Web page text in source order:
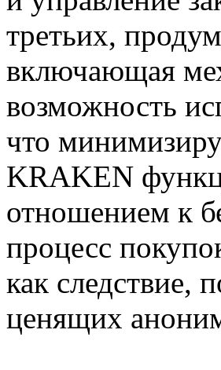
третьих,
включающая
возможность
что
KRAKEN
отношением к
процесс
как следствие,
ценящих